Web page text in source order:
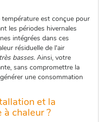
température est conçue pour
les périodes hivernales
intégrées dans ces
résiduelle de l'air
basses. Ainsi, votre
sans compromettre la
une consommation
et la
chaleur ?